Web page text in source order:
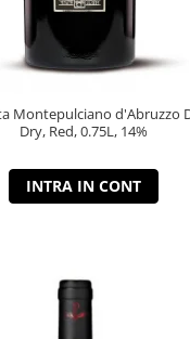
Montepulciano d'Abruzzo
Dry, Red, 0.75L, 14%
INTRA IN CONT